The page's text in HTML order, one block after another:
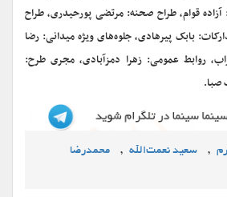
قوام، طراح صحنه: مرتضی پورحیدری، طراح
بابک پیرهادی، جلوه‌های ویژه میدانی: رضا
روابط عمومی: زهرا دمزآبادی، مجری طرح:
, سعید نعمت‌الله ,
محمدرضا